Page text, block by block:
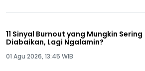
11 Sinyal Burnout yang Mungkin Sering
Diabaikan, Lagi Ngalamin?
01 Agu 2026, 13:45 WIB